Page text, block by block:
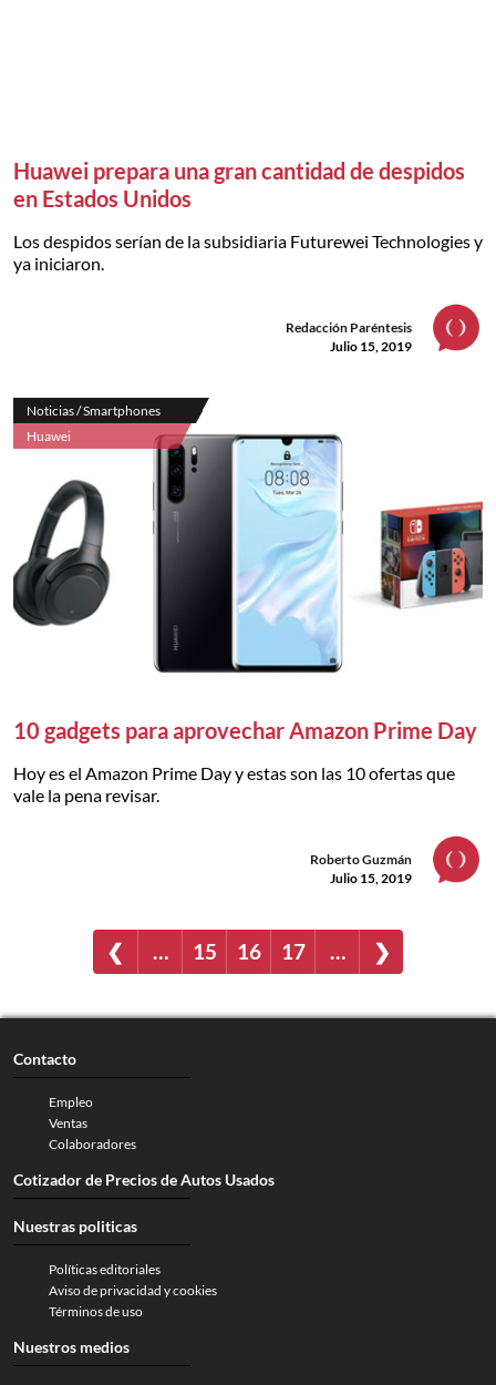
Huawei prepara una gran cantidad de despidos
en Estados Unidos
Los despidos serían de la subsidiaria Futurewei Technologies y
ya iniciaron.
Redacción Paréntesis
Julio 15, 2019
Noticias / Smartphones
Huawei
10 gadgets para aprovechar Amazon Prime Day
Hoy es el Amazon Prime Day y estas son las 10 ofertas que
vale la pena revisar.
Roberto Guzmán
Julio 15, 2019
❮ … 15 16 17 … ❯
Contacto
Empleo
Ventas
Colaboradores
Cotizador de Precios de Autos Usados
Nuestras politicas
Políticas editoriales
Aviso de privacidad y cookies
Términos de uso
Nuestros medios